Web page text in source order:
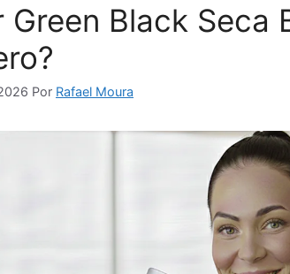
Green Black Seca
Por Rafael Moura